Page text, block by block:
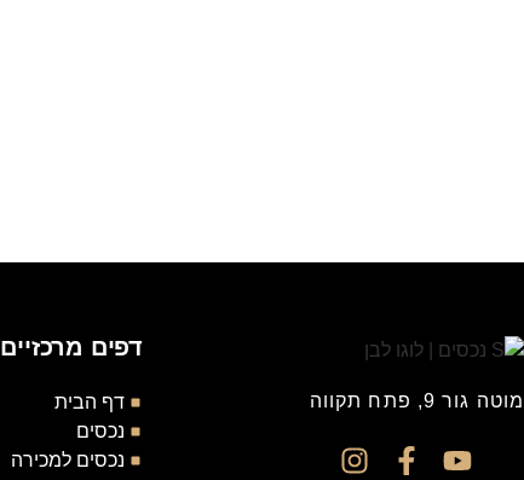
מוטה גור 9, פתח תקווה
דפים מרכזיים
דף הבית
נכסים
נכסים למכירה